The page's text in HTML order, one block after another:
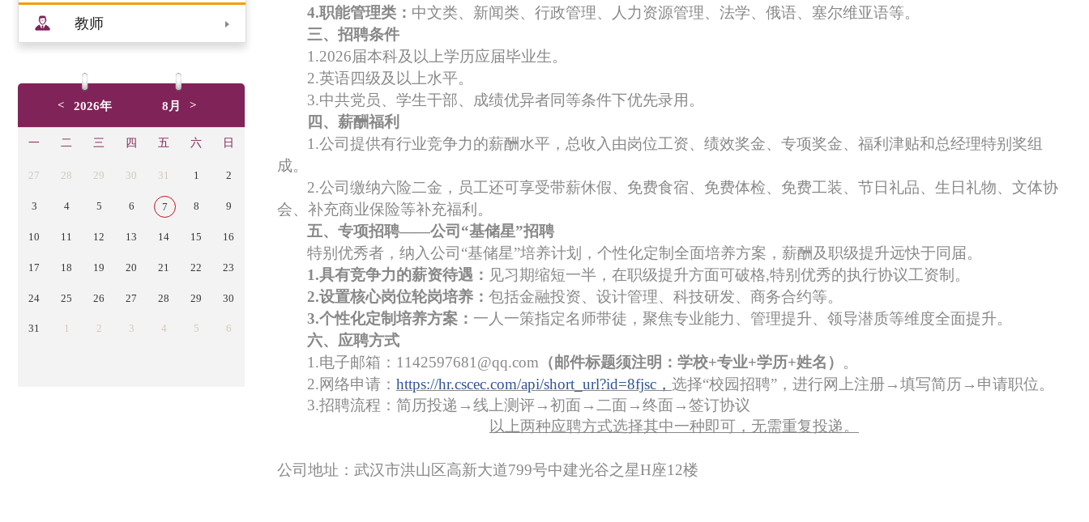
教师
< 2026年 8月 >
一 二 三 四 五 六 日
27 28 29 30 31 1 2
3 4 5 6 7 8 9
10 11 12 13 14 15 16
17 18 19 20 21 22 23
24 25 26 27 28 29 30
31 1 2 3 4 5 6
4.职能管理类 ： 中文类、新闻类、行政管理、人力资源管理、法学、俄语、塞尔维亚语等。
三、招聘条件
1.2026届本科及以上学历应届毕业生。
2.英语四级及以上水平。
3.中共党员、学生干部、 成绩优异者同等条件下优先录用 。
四 、 薪酬福利
1.公司提供有行业竞争力的薪酬水平，总收入由岗位工资、绩效奖金、专项奖金、福利津贴和总经理特别奖组
成。
2.公司缴纳六险二金，员工还可享受带薪休假、免费食宿、免费体检、免费工装、节日礼品、生日礼物、文体协
会、补充商业保险等补充福利。
五、专项招聘——公司“基储星”招聘
特别优秀者，纳入公司“基储星”培养计划， 个性化定制全面培养方案，薪酬及职级提升远快于同届。
1.具有竞争力的薪资待遇： 见习期缩短一半，在职级提升方面可破格,特别优秀的执行协议工资制。
2.设置核心岗位轮岗培养： 包括金融投资、设计管理、科技研发、商务合约等。
3.个性化定制培养方案： 一人一策指定名师带徒，聚焦专业能力、管理提升、领导潜质等维度全面提升。
六、应聘方式
1.电子邮箱： 1142597681@qq.com （邮件标题须注明：学校+专业+学历+姓名） 。
2.网络申请： https://hr.cscec.com/api/short_url?id=8fjsc ， 选择“校园招聘”，进行网上注册→填写简历→申请职位。
3.招聘流程：简历投递→线上测评→初面 → 二面 →终面 →签订协议
以上两种应聘方式选择其中一种即可，无需重复投递。
公司地址：武汉市洪山区高新大道799号中建光谷之星H座12楼